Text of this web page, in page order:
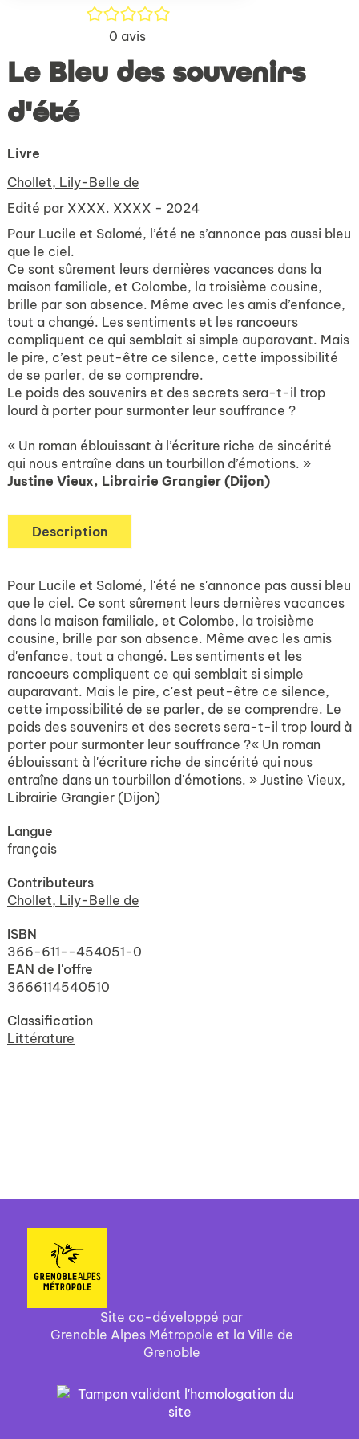
/5
0 avis
Le Bleu des souvenirs
d'été
Livre
Chollet, Lily-Belle de
Edité par XXXX. XXXX - 2024
Pour Lucile et Salomé, l’été ne s’annonce pas aussi bleu
que le ciel.
Ce sont sûrement leurs dernières vacances dans la
maison familiale, et Colombe, la troisième cousine,
brille par son absence. Même avec les amis d’enfance,
tout a changé. Les sentiments et les rancoeurs
compliquent ce qui semblait si simple auparavant. Mais
le pire, c’est peut-être ce silence, cette impossibilité
de se parler, de se comprendre.
Le poids des souvenirs et des secrets sera-t-il trop
lourd à porter pour surmonter leur souffrance ?
« Un roman éblouissant à l’écriture riche de sincérité
qui nous entraîne dans un tourbillon d’émotions. »
Justine Vieux, Librairie Grangier (Dijon)
Description
Pour Lucile et Salomé, l'été ne s'annonce pas aussi bleu
que le ciel. Ce sont sûrement leurs dernières vacances
dans la maison familiale, et Colombe, la troisième
cousine, brille par son absence. Même avec les amis
d'enfance, tout a changé. Les sentiments et les
rancoeurs compliquent ce qui semblait si simple
auparavant. Mais le pire, c'est peut-être ce silence,
cette impossibilité de se parler, de se comprendre. Le
poids des souvenirs et des secrets sera-t-il trop lourd à
porter pour surmonter leur souffrance ?« Un roman
éblouissant à l'écriture riche de sincérité qui nous
entraîne dans un tourbillon d'émotions. » Justine Vieux,
Librairie Grangier (Dijon)
Langue
français
Contributeurs
Chollet, Lily-Belle de
ISBN
366-611--454051-0
EAN de l'offre
3666114540510
Classification
Littérature
Site co-développé par
Grenoble Alpes Métropole et la Ville de
Grenoble